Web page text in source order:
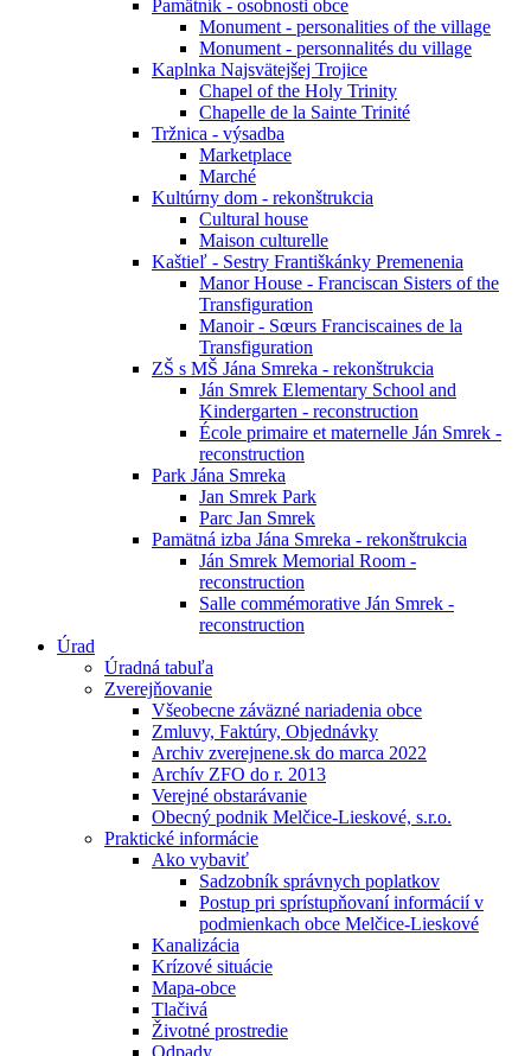
Pamätník - osobnosti obce
Monument - personalities of the village
Monument - personnalités du village
Kaplnka Najsvätejšej Trojice
Chapel of the Holy Trinity
Chapelle de la Sainte Trinité
Tržnica - výsadba
Marketplace
Marché
Kultúrny dom - rekonštrukcia
Cultural house
Maison culturelle
Kaštieľ - Sestry Františkánky Premenenia
Manor House - Franciscan Sisters of the
Transfiguration
Manoir - Sœurs Franciscaines de la
Transfiguration
ZŠ s MŠ Jána Smreka - rekonštrukcia
Ján Smrek Elementary School and
Kindergarten - reconstruction
École primaire et maternelle Ján Smrek -
reconstruction
Park Jána Smreka
Jan Smrek Park
Parc Jan Smrek
Pamätná izba Jána Smreka - rekonštrukcia
Ján Smrek Memorial Room -
reconstruction
Salle commémorative Ján Smrek -
reconstruction
Úrad
Úradná tabuľa
Zverejňovanie
Všeobecne záväzné nariadenia obce
Zmluvy, Faktúry, Objednávky
Archiv zverejnene.sk do marca 2022
Archív ZFO do r. 2013
Verejné obstarávanie
Obecný podnik Melčice-Lieskové, s.r.o.
Praktické informácie
Ako vybaviť
Sadzobník správnych poplatkov
Postup pri sprístupňovaní informácií v
podmienkach obce Melčice-Lieskové
Kanalizácia
Krízové situácie
Mapa-obce
Tlačivá
Životné prostredie
Odpady